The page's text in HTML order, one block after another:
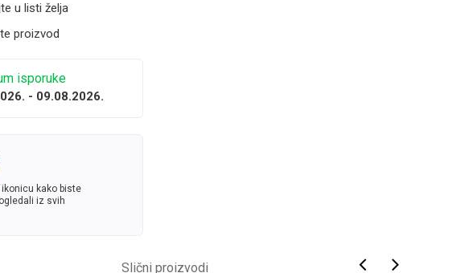
u listi želja
proizvod
isporuke
- 09.08.2026.
ikonicu kako biste
iz svih
Slični proizvodi